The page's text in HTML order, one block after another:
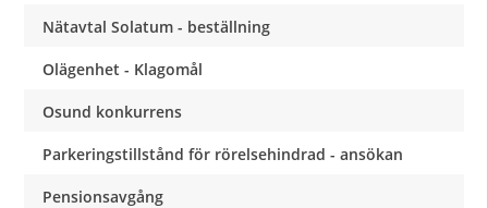
Nätavtal Solatum - beställning
Olägenhet - Klagomål
Osund konkurrens
Parkeringstillstånd för rörelsehindrad - ansökan
Pensionsavgång